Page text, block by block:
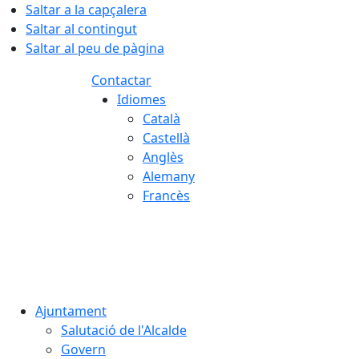
Saltar a la capçalera
Saltar al contingut
Saltar al peu de pàgina
Contactar
Idiomes
Català
Castellà
Anglès
Alemany
Francès
Ajuntament
Salutació de l'Alcalde
Govern